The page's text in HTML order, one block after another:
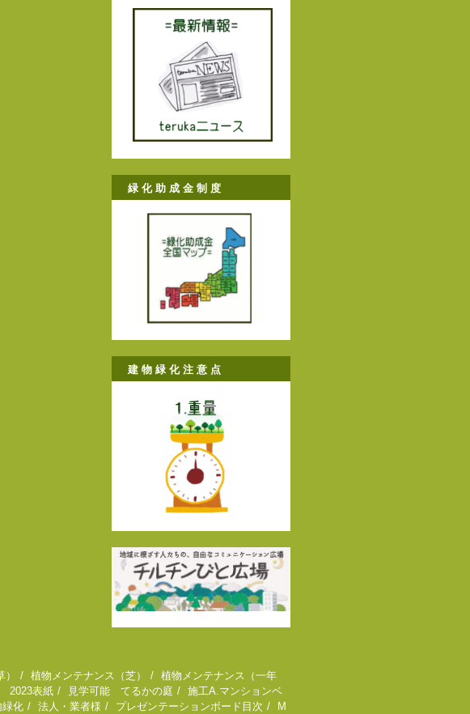
緑 化 助 成 金 制 度
建 物 緑 化 注 意 点
植物メンテナンス（芝）
植物メンテナンス（一年
2023表紙 見学可能 てるかの庭
施工A.マンションベ
緑化 法人・業者様 プレゼンテーションボード目次 M